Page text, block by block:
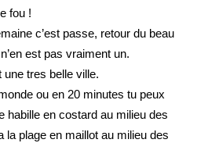
fou !
c’est passe, retour du beau
est pas vraiment un.
tres belle ville.
ou en 20 minutes tu peux
habille en costard au milieu des
la plage en maillot au milieu des